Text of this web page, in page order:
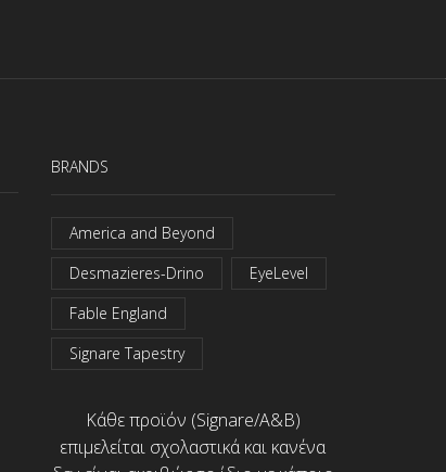
BRANDS
America and Beyond
Desmazieres-Drino
EyeLevel
Fable England
Signare Tapestry
Κάθε προϊόν (Signare/A&B)
επιμελείται σχολαστικά και κανένα